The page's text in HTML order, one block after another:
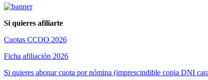
Si quieres afiliarte
Cuotas CCOO 2026
Ficha afiliación 2026
Si quieres abonar cuota por nómina (imprescindible copia DNI